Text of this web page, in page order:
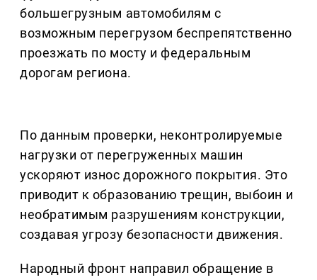
большегрузным автомобилям с
возможным перегрузом беспрепятственно
проезжать по мосту и федеральным
дорогам региона.
По данным проверки, неконтролируемые
нагрузки от перегруженных машин
ускоряют износ дорожного покрытия. Это
приводит к образованию трещин, выбоин и
необратимым разрушениям конструкции,
создавая угрозу безопасности движения.
Народный фронт направил обращение в